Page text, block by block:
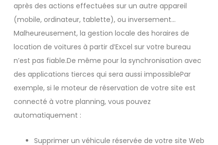
après des actions effectuées sur un autre appareil
(mobile, ordinateur, tablette), ou inversement…
Malheureusement, la gestion locale des horaires de
location de voitures à partir d’Excel sur votre bureau
n’est pas fiable.De même pour la synchronisation avec
des applications tierces qui sera aussi impossiblePar
exemple, si le moteur de réservation de votre site est
connecté à votre planning, vous pouvez
automatiquement :
Supprimer un véhicule réservée de votre site Web